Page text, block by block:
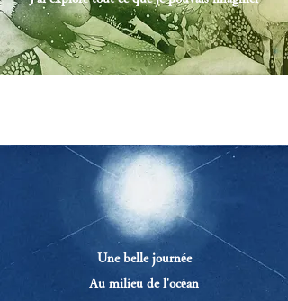
Une belle journée
Au milieu de l'océan